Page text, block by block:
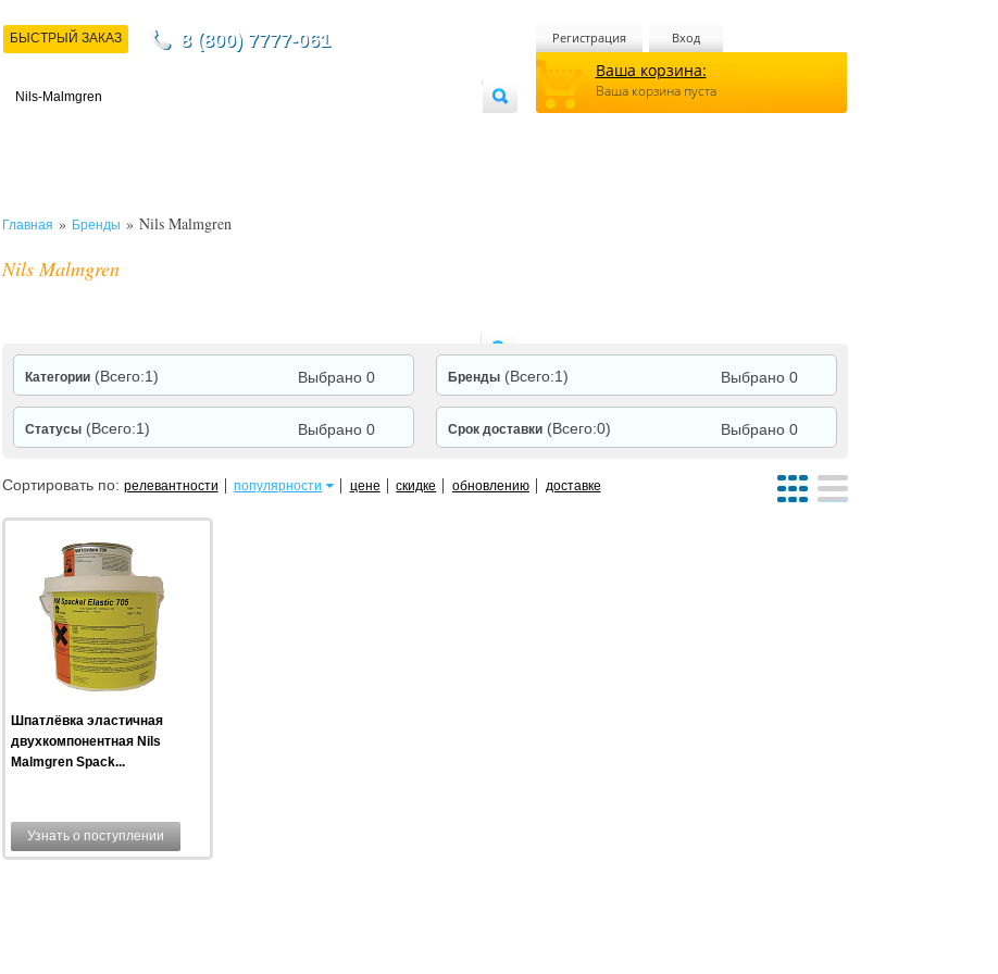
Регистрация Вход
Ваша корзина:
Ваша корзина пуста
БЫСТРЫЙ ЗАКАЗ 8 (800) 7777-061
Главная » Бренды » Nils Malmgren
Nils Malmgren
Категории (Всего:1) Выбрано 0 Бренды (Всего:1) Выбрано 0
Статусы (Всего:1) Выбрано 0 Срок доставки (Всего:0) Выбрано 0
Сортировать по: релевантности популярности цене скидке обновлению доставке
Шпатлёвка эластичная
двухкомпонентная Nils
Malmgren Spack...
Узнать о поступлении